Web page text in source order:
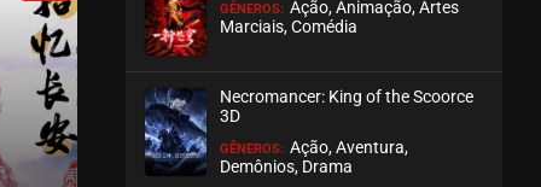
ASSISTIDO
EPISÓDIO 210
GÊNEROS: Ação, Animação, Artes
Marciais, Comédia
Necromancer: King of the Scoorce
3D
GÊNEROS: Ação, Aventura,
Demônios, Drama